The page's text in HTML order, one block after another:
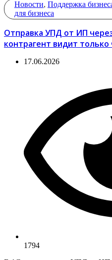
Новости, Поддержка
для бизнеса
Отправка УПД от ИП
контрагент видит
17.06.2026
1794